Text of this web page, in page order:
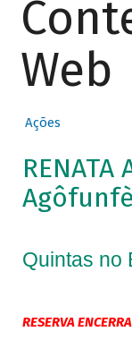
Web
Ações
RENATA
Agôfunfè
Quintas no
RESERVA